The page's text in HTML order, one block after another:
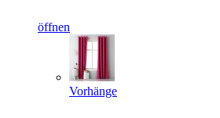
öffnen
Vorhänge